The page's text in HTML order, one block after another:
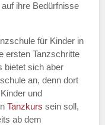
ihre Bedürfnisse
für Kinder in
ersten Tanzschritte
bietet sich aber
an, denn dort
und
Tanzkurs sein soll,
ab dem